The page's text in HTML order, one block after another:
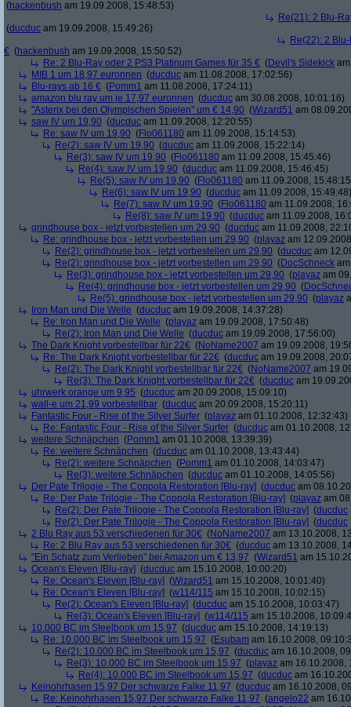
(hackenbush am 19.09.2008, 15:48:53)
Re(21): 2 Blu-
(ducduc am 19.09.2008, 15:49:26)
Re(22): 2
€ (hackenbush am 19.09.2008, 15:50:52)
Re: 2 Blu-Ray oder 2 PS3 Platinum Games für 35 € (Devil's Sidekick
MIB 1 um 18,97 euronnen (ducduc am 11.08.2008, 17:02:56)
Blu-rays ab 16 € (Pomm1 am 11.08.2008, 17:24:11)
amazon blu ray um je 17,97 euronnen (ducduc am 30.08.2008, 10:01:16)
"Asterix bei den Olympischen Spielen" um € 14,90 (Wizard51 am
saw IV um 19,90 (ducduc am 11.09.2008, 12:20:55)
Re: saw IV um 19,90 (Flo061180 am 11.09.2008, 15:14:53)
Re(2): saw IV um 19,90 (ducduc am 11.09.2008, 15:22:14)
Re(3): saw IV um 19,90 (Flo061180 am 11.09.2008, 15:45:46)
Re(4): saw IV um 19,90 (ducduc am 11.09.2008, 15:46:45)
Re(5): saw IV um 19,90 (Flo061180 am 11.09.2008,
Re(6): saw IV um 19,90 (ducduc am 11.09.2008, 15:49:48)
Re(7): saw IV um 19,90 (Flo061180 am 11.09.2008,
Re(8): saw IV um 19,90 (ducduc am 11.09.2008,
grindhouse box - jetzt vorbestellen um 29,90 (ducduc am 11.09.2008,
Re: grindhouse box - jetzt vorbestellen um 29,90 (playaz am
Re(2): grindhouse box - jetzt vorbestellen um 29,90 (ducduc am
Re(2): grindhouse box - jetzt vorbestellen um 29,90 (DocSchneck
Re(3): grindhouse box - jetzt vorbestellen um 29,90 (playaz am
Re(4): grindhouse box - jetzt vorbestellen um 29,90 (
Re(5): grindhouse box - jetzt vorbestellen um 29,90 (playaz
Iron Man und Die Welle (ducduc am 19.09.2008, 14:37:28)
Re: Iron Man und Die Welle (playaz am 19.09.2008, 17:50:48)
Re(2): Iron Man und Die Welle (ducduc am 19.09.2008, 17:56:00)
The Dark Knight vorbestellbar für 22€ (NoName2007 am 19.09.2008,
Re: The Dark Knight vorbestellbar für 22€ (ducduc am 19.09.2008,
Re(2): The Dark Knight vorbestellbar für 22€ (NoName2007 am
Re(3): The Dark Knight vorbestellbar für 22€ (ducduc am
uhrwerk orange um 9,95 (ducduc am 20.09.2008, 15:09:10)
wall-e um 21,99 vorbestellbar (ducduc am 20.09.2008, 15:20:11)
Fantastic Four - Rise of the Silver Surfer (playaz am 01.10.2008, 12:32:43)
Re: Fantastic Four - Rise of the Silver Surfer (ducduc am 01.10.2008,
weitere Schnäpchen (Pomm1 am 01.10.2008, 13:39:39)
Re: weitere Schnäpchen (ducduc am 01.10.2008, 13:43:44)
Re(2): weitere Schnäpchen (Pomm1 am 01.10.2008, 14:03:47)
Re(3): weitere Schnäpchen (ducduc am 01.10.2008, 14:05:56)
Der Pate Trilogie - The Coppola Restoration [Blu-ray] (ducduc am
Re: Der Pate Trilogie - The Coppola Restoration [Blu-ray] (playaz am
Re(2): Der Pate Trilogie - The Coppola Restoration [Blu-ray] (ducduc
Re(2): Der Pate Trilogie - The Coppola Restoration [Blu-ray] (ducduc
2 Blu Ray aus 53 verschiedenen für 30€ (NoName2007 am 13.10.2008,
Re: 2 Blu Ray aus 53 verschiedenen für 30€ (ducduc am 13.10.2008,
"Ein Schatz zum Verlieben" bei Amazon um € 13,97 (Wizard51 am
Ocean's Eleven [Blu-ray] (ducduc am 15.10.2008, 10:00:20)
Re: Ocean's Eleven [Blu-ray] (Wizard51 am 15.10.2008, 10:01:40)
Re: Ocean's Eleven [Blu-ray] (w114/115 am 15.10.2008, 10:02:15)
Re(2): Ocean's Eleven [Blu-ray] (ducduc am 15.10.2008, 10:03:47)
Re(3): Ocean's Eleven [Blu-ray] (w114/115 am 15.10.2008,
10.000 BC im Steelbook um 15,97 (ducduc am 15.10.2008, 14:19:13)
Re: 10.000 BC im Steelbook um 15,97 (Esubam am 16.10.2008,
Re(2): 10.000 BC im Steelbook um 15,97 (ducduc am 16.10.2008,
Re(3): 10.000 BC im Steelbook um 15,97 (playaz am 16.10.2008,
Re(4): 10.000 BC im Steelbook um 15,97 (ducduc am
Keinohrhasen 15,97 Der schwarze Falke 11,97 (ducduc am 16.10.2008,
Re: Keinohrhasen 15,97 Der schwarze Falke 11,97 (angelo22 am